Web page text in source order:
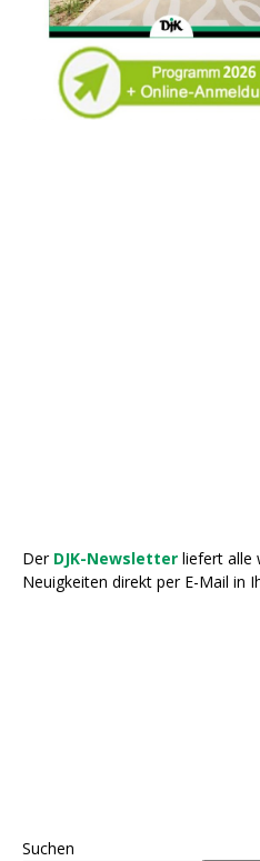
Der DJK-Newsletter liefert alle
Neuigkeiten direkt per E-Mail in
Suchen